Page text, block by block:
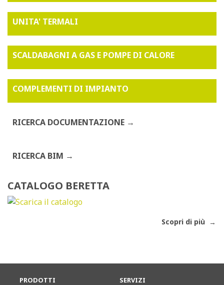
UNITA' TERMALI
SCALDABAGNI A GAS E POMPE DI CALORE
COMPLEMENTI DI IMPIANTO
RICERCA DOCUMENTAZIONE
RICERCA BIM
CATALOGO BERETTA
Scopri di più
PRODOTTI SERVIZI